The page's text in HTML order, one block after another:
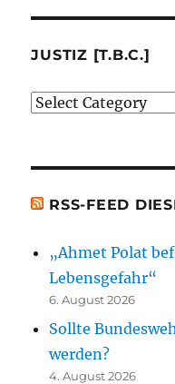
besprochenen
erwähnten
JUSTIZ [T.B.C.]
Justiz
RSS-FEED
„Ahmet Polat
Lebensgefahr“
6. August 2026
Sollte
werden?
4. August 2026